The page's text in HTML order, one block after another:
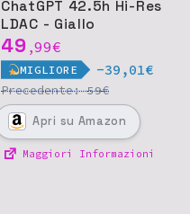
ChatGPT 42.5h Hi-Res
LDAC - Giallo
49 ,99€
MIGLIORE -39,01€
Precedente:59€
Apri su Amazon
Maggiori Informazioni